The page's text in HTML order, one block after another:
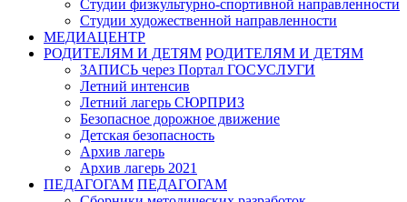
Студии физкультурно-спортивной направленности
Студии художественной направленности
МЕДИАЦЕНТР
РОДИТЕЛЯМ И ДЕТЯМ РОДИТЕЛЯМ И ДЕТЯМ
ЗАПИСЬ через Портал ГОСУСЛУГИ
Летний интенсив
Летний лагерь СЮРПРИЗ
Безопасное дорожное движение
Детская безопасность
Архив лагерь
Архив лагерь 2021
ПЕДАГОГАМ ПЕДАГОГАМ